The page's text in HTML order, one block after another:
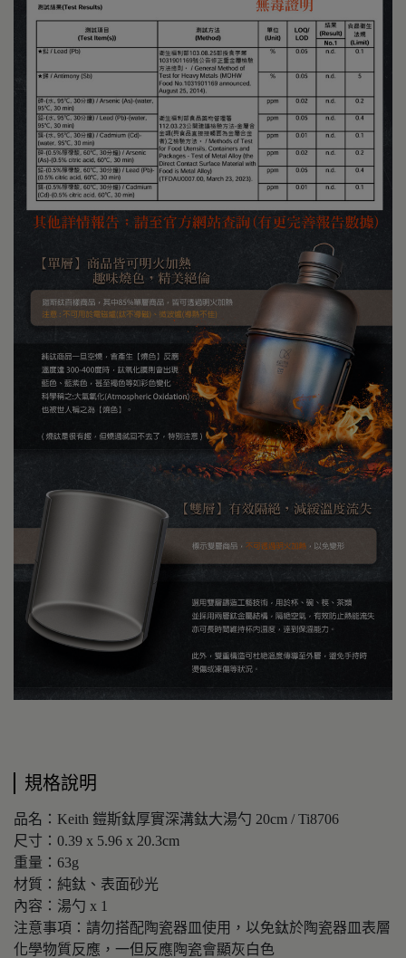
規格說明
品名：Keith 鎧斯鈦厚實深溝鈦大湯勺 20cm / Ti8706
尺寸：0.39 x 5.96 x 20.3cm
重量：63g
材質：純鈦、表面砂光
內容：湯勺 x 1
注意事項：請勿搭配陶瓷器皿使用，以免鈦於陶瓷器皿表層
化學物質反應，一但反應陶瓷會顯灰白色